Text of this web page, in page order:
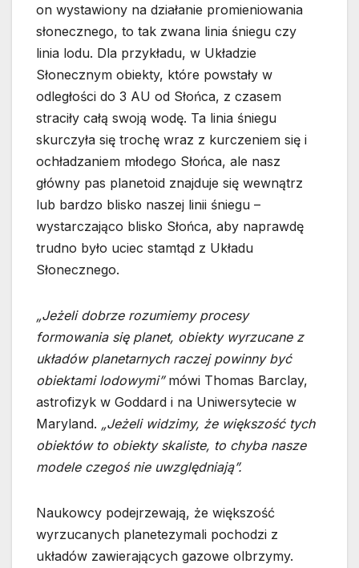
on wystawiony na działanie promieniowania
słonecznego, to tak zwana linia śniegu czy
linia lodu. Dla przykładu, w Układzie
Słonecznym obiekty, które powstały w
odległości do 3 AU od Słońca, z czasem
straciły całą swoją wodę. Ta linia śniegu
skurczyła się trochę wraz z kurczeniem się i
ochładzaniem młodego Słońca, ale nasz
główny pas planetoid znajduje się wewnątrz
lub bardzo blisko naszej linii śniegu –
wystarczająco blisko Słońca, aby naprawdę
trudno było uciec stamtąd z Układu
Słonecznego.
„Jeżeli dobrze rozumiemy procesy
formowania się planet, obiekty wyrzucane z
układów planetarnych raczej powinny być
obiektami lodowymi”mówi Thomas Barclay,
astrofizyk w Goddard i na Uniwersytecie w
Maryland. „Jeżeli widzimy, że większość tych
obiektów to obiekty skaliste, to chyba nasze
modele czegoś nie uwzględniają”.
Naukowcy podejrzewają, że większość
wyrzucanych planetezymali pochodzi z
układów zawierających gazowe olbrzymy.